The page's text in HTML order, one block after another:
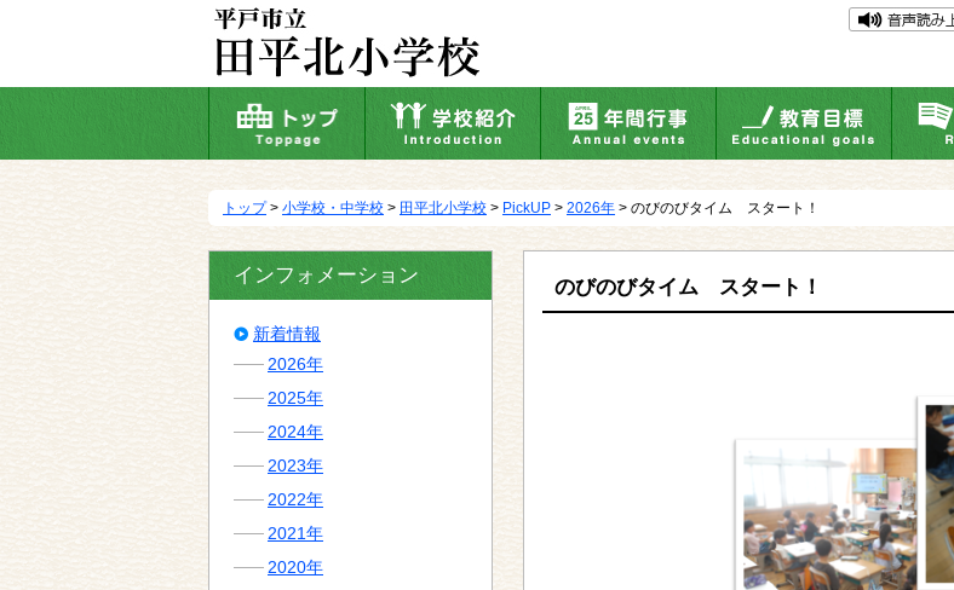
動
トップ> 小学校・中学校 > 田平北小学校 > PickUP > 2026年 > のびのびタイム スタート！
のびのびタイム スタート！
インフォメーション
新着情報
2026年
2025年
2024年
2023年
2022年
2021年
2020年